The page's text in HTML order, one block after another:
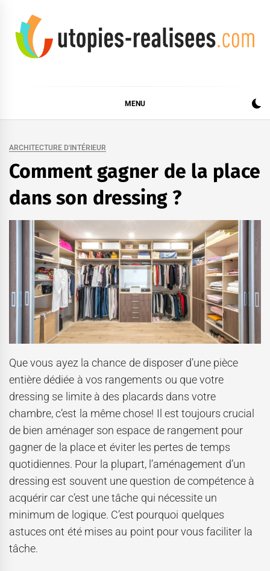
content
MENU
ARCHITECTURE D'INTÉRIEUR
Comment gagner de la place
dans son dressing ?
Que vous ayez la chance de disposer d’une pièce
entière dédiée à vos rangements ou que votre
dressing se limite à des placards dans votre
chambre, c’est la même chose! Il est toujours crucial
de bien aménager son espace de rangement pour
gagner de la place et éviter les pertes de temps
quotidiennes. Pour la plupart, l’aménagement d’un
dressing est souvent une question de compétence à
acquérir car c’est une tâche qui nécessite un
minimum de logique. C’est pourquoi quelques
astuces ont été mises au point pour vous faciliter la
tâche.